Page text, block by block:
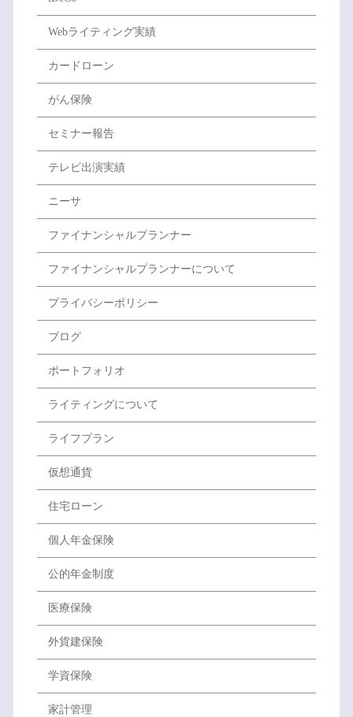
Webライティング実績
カードローン
がん保険
セミナー報告
テレビ出演実績
ニーサ
ファイナンシャルプランナー
ファイナンシャルプランナーについて
プライバシーポリシー
ブログ
ポートフォリオ
ライティングについて
ライフプラン
仮想通貨
住宅ローン
個人年金保険
公的年金制度
医療保険
外貨建保険
学資保険
家計管理